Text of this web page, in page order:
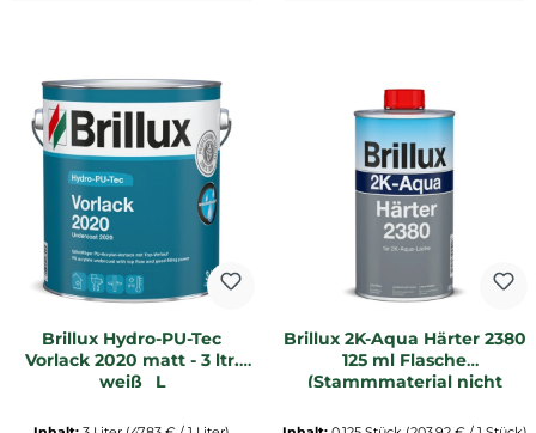
Brillux Hydro-PU-Tec
Vorlack 2020 matt - 3 ltr.
weiß _L
Brillux 2K-Aqua Härter 2380
125 ml Flasche
(Stammmaterial nicht